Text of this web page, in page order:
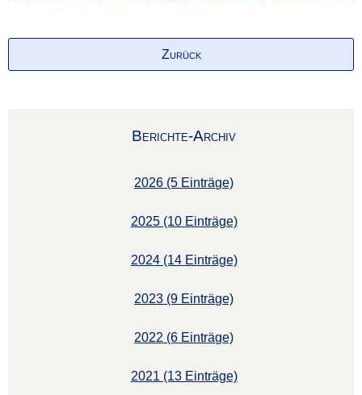
Zurück
Berichte-Archiv
2026 (5 Einträge)
2025 (10 Einträge)
2024 (14 Einträge)
2023 (9 Einträge)
2022 (6 Einträge)
2021 (13 Einträge)